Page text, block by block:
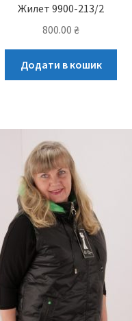
Жилет 9900-213/2
800.00 ₴
Додати в кошик